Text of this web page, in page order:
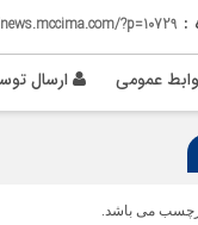
:
?p=10729
عمومی ارسال
می باشد.